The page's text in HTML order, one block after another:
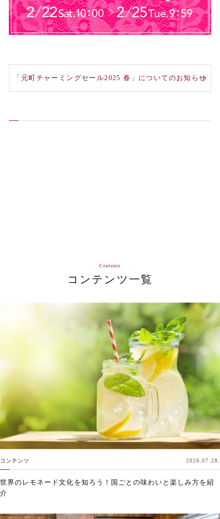
「元町チャーミングセール2025 春」についてのお知らせ
コンテンツ一覧
Contents
コンテンツ 2026.07.28.
世界のレモネード文化を知ろう！国ごとの味わいと楽しみ方を紹
介